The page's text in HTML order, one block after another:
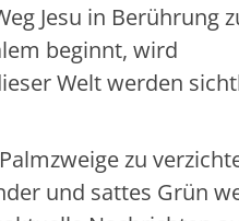
Jesu in Berührung
beginnt, wird
Welt werden
zu
und sattes Grün